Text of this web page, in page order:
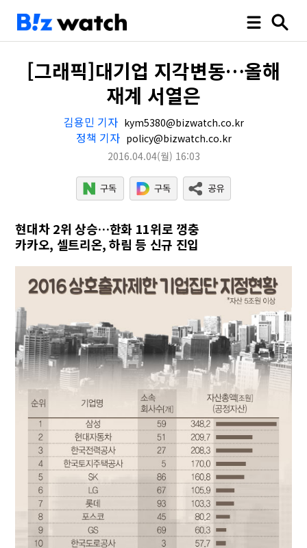
[그래픽]대기업 지각변동…올해
재계 서열은
김용민 기자 kym5380@bizwatch.co.kr
정책 기자 policy@bizwatch.co.kr
2016.04.04(월) 16:03
현대차 2위 상승…한화 11위로 껑충
카카오, 셀트리온, 하림 등 신규 진입